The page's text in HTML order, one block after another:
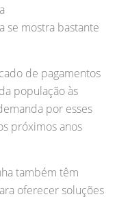
se mostra bastante
de pagamentos
população às
por esses
próximos anos
também têm
oferecer soluções